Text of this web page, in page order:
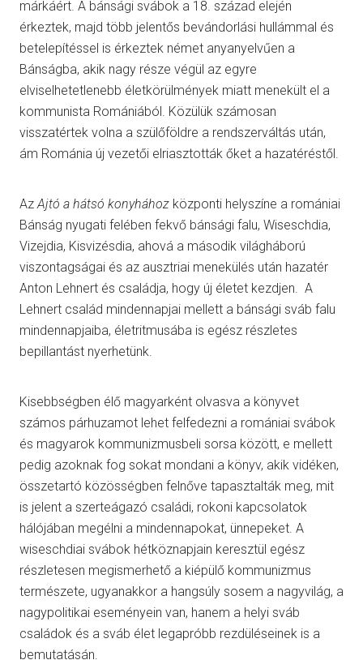
márkáért. A bánsági svábok a 18. század elején
érkeztek, majd több jelentős bevándorlási hullámmal és
betelepítéssel is érkeztek német anyanyelvűen a
Bánságba, akik nagy része végül az egyre
elviselhetetlenebb életkörülmények miatt menekült el a
kommunista Romániából. Közülük számosan
visszatértek volna a szülőföldre a rendszerváltás után,
ám Románia új vezetői elriasztották őket a hazatéréstől.
Az Ajtó a hátsó konyhához központi helyszíne a romániai
Bánság nyugati felében fekvő bánsági falu, Wiseschdia,
Vizejdia, Kisvizésdia, ahová a második világháború
viszontagságai és az ausztriai menekülés után hazatér
Anton Lehnert és családja, hogy új életet kezdjen. A
Lehnert család mindennapjai mellett a bánsági sváb falu
mindennapjaiba, életritmusába is egész részletes
bepillantást nyerhetünk.
Kisebbségben élő magyarként olvasva a könyvet
számos párhuzamot lehet felfedezni a romániai svábok
és magyarok kommunizmusbeli sorsa között, e mellett
pedig azoknak fog sokat mondani a könyv, akik vidéken,
összetartó közösségben felnőve tapasztalták meg, mit
is jelent a szerteágazó családi, rokoni kapcsolatok
hálójában megélni a mindennapokat, ünnepeket. A
wiseschdiai svábok hétköznapjain keresztül egész
részletesen megismerhető a kiépülő kommunizmus
természete, ugyanakkor a hangsúly sosem a nagyvilág, a
nagypolitikai eseményein van, hanem a helyi sváb
családok és a sváb élet legapróbb rezdüléseinek is a
bemutatásán.